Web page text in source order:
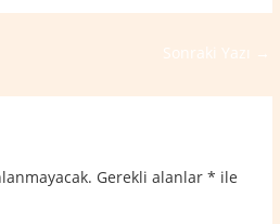
Sonraki Yazı →
Gerekli alanlar * ile